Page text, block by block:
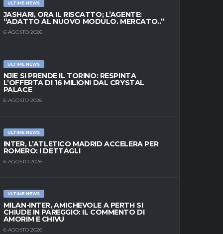
ULTIME NEWS
JASHARI, ORA IL RISCATTO; L’AGENTE:
“ADATTO AL NUOVO MODULO. MERCATO..”
6 AGOSTO 2026
ULTIME NEWS
NJIE SI PRENDE IL TORINO: RESPINTA
L’OFFERTA DI 16 MILIONI DAL CRYSTAL
PALACE
6 AGOSTO 2026
ULTIME NEWS
INTER, L’ATLETICO MADRID ACCELERA PER
ROMERO: I DETTAGLI
6 AGOSTO 2026
ULTIME NEWS
MILAN-INTER, AMICHEVOLE A PERTH SI
CHIUDE IN PAREGGIO: IL COMMENTO DI
AMORIM E CHIVU
6 AGOSTO 2026